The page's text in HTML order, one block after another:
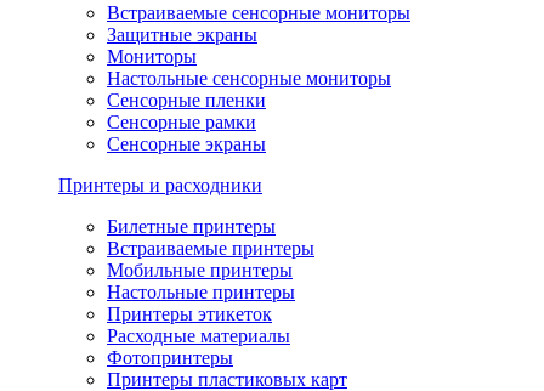
Встраиваемые сенсорные мониторы
Защитные экраны
Мониторы
Настольные сенсорные мониторы
Сенсорные пленки
Сенсорные рамки
Сенсорные экраны
Принтеры и расходники
Билетные принтеры
Встраиваемые принтеры
Мобильные принтеры
Настольные принтеры
Принтеры этикеток
Расходные материалы
Фотопринтеры
Принтеры пластиковых карт